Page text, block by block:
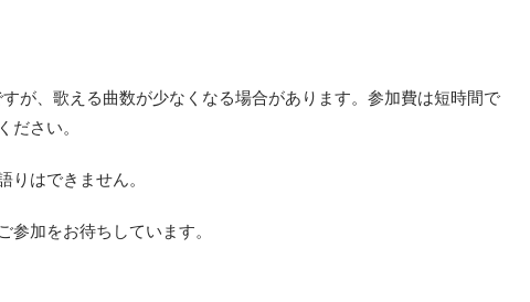
が、歌える曲数が少なくなる場合があります。参加費は短時間で
ださい。
りはできません。
加をお待ちしています。